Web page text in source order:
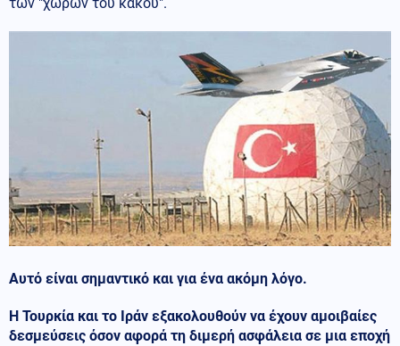
των "χωρών του κακού".
Αυτό είναι σημαντικό και για ένα ακόμη λόγο.
Η Τουρκία και το Ιράν εξακολουθούν να έχουν αμοιβαίες
δεσμεύσεις όσον αφορά τη διμερή ασφάλεια σε μια εποχή